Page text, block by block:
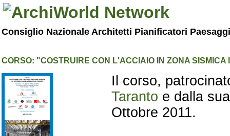
Consiglio Nazionale Architetti Pianificatori
CORSO: "COSTRUIRE CON L'ACCIAIO IN ZONA
Il corso,
Taranto e dalla
Ottobre 2011.